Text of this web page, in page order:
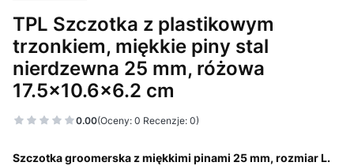
TPL Szczotka z plastikowym
trzonkiem, miękkie piny stal
nierdzewna 25 mm, różowa
17.5x10.6x6.2 cm
0.00(Oceny: 0 Recenzje: 0)
Szczotka groomerska z miękkimi pinami 25 mm, rozmiar L.